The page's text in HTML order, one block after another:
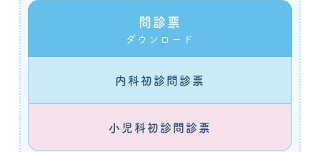
問診票
ダウンロード
内科初診問診票
小児科初診問診票